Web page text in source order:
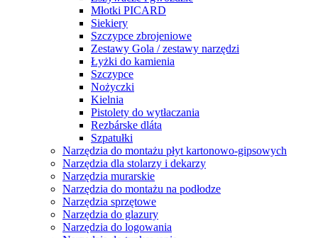
Młotki PICARD
Siekiery
Szczypce zbrojeniowe
Zestawy Gola / zestawy narzędzi
Łyżki do kamienia
Szczypce
Nożyczki
Kielnia
Pistolety do wytłaczania
Rezbárske dláta
Szpatułki
Narzędzia do montażu płyt kartonowo-gipsowych
Narzędzia dla stolarzy i dekarzy
Narzędzia murarskie
Narzędzia do montażu na podłodze
Narzędzia sprzętowe
Narzędzia do glazury
Narzędzia do logowania